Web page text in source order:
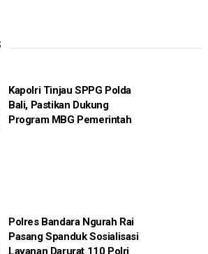
Kapolri Tinjau SPPG Polda
Bali, Pastikan Dukung
Program MBG Pemerintah
Polres Bandara Ngurah Rai
Pasang Spanduk Sosialisasi
Layanan Darurat 110 Polri